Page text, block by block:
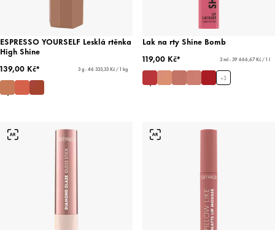
ESPRESSO YOURSELF Lesklá rtěnka
High Shine
139,00 Kč*
3 g - 46 333,33 Kč / 1 kg
Lak na rty Shine Bomb
119,00 Kč*
3 ml - 39 666,67 Kč / 1 l
+3